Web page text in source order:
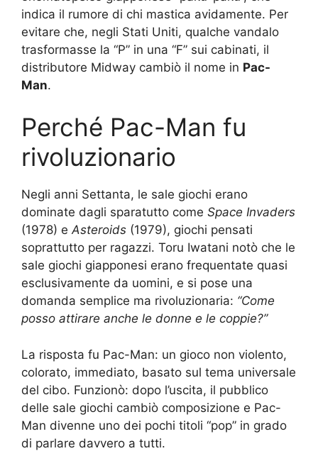
indica il rumore di chi mastica avidamente. Per
evitare che, negli Stati Uniti, qualche vandalo
trasformasse la “P” in una “F” sui cabinati, il
distributore Midway cambiò il nome in Pac-
Man.
Perché Pac-Man fu
rivoluzionario
Negli anni Settanta, le sale giochi erano
dominate dagli sparatutto come Space Invaders
(1978) eAsteroids (1979), giochi pensati
soprattutto per ragazzi. Toru Iwatani notò che le
sale giochi giapponesi erano frequentate quasi
esclusivamente da uomini, e si pose una
domanda semplice ma rivoluzionaria: “Come
posso attirare anche le donne e le coppie?”
La risposta fu Pac-Man: un gioco non violento,
colorato, immediato, basato sul tema universale
del cibo. Funzionò: dopo l’uscita, il pubblico
delle sale giochi cambiò composizione e Pac-
Man divenne uno dei pochi titoli “pop” in grado
di parlare davvero a tutti.